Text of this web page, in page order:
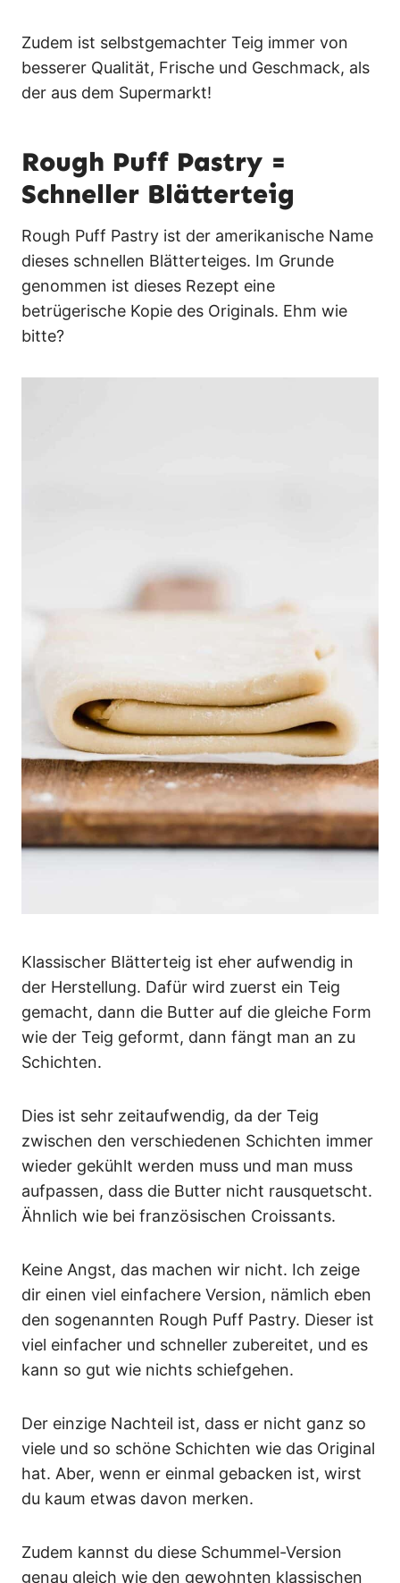
Zudem ist selbstgemachter Teig immer von
besserer Qualität, Frische und Geschmack, als
der aus dem Supermarkt!
Rough Puff Pastry =
Schneller Blätterteig
Rough Puff Pastry ist der amerikanische Name
dieses schnellen Blätterteiges. Im Grunde
genommen ist dieses Rezept eine
betrügerische Kopie des Originals. Ehm wie
bitte?
Klassischer Blätterteig ist eher aufwendig in
der Herstellung. Dafür wird zuerst ein Teig
gemacht, dann die Butter auf die gleiche Form
wie der Teig geformt, dann fängt man an zu
Schichten.
Dies ist sehr zeitaufwendig, da der Teig
zwischen den verschiedenen Schichten immer
wieder gekühlt werden muss und man muss
aufpassen, dass die Butter nicht rausquetscht.
Ähnlich wie bei französischen Croissants.
Keine Angst, das machen wir nicht. Ich zeige
dir einen viel einfachere Version, nämlich eben
den sogenannten Rough Puff Pastry. Dieser ist
viel einfacher und schneller zubereitet, und es
kann so gut wie nichts schiefgehen.
Der einzige Nachteil ist, dass er nicht ganz so
viele und so schöne Schichten wie das Original
hat. Aber, wenn er einmal gebacken ist, wirst
du kaum etwas davon merken.
Zudem kannst du diese Schummel-Version
genau gleich wie den gewohnten klassischen